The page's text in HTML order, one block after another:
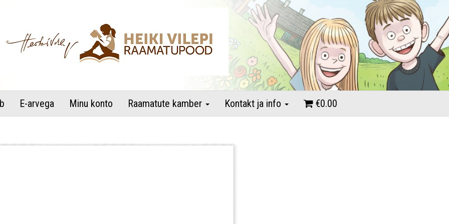
E-arvega Minu konto Raamatute kamber Kontakt ja info €0.00